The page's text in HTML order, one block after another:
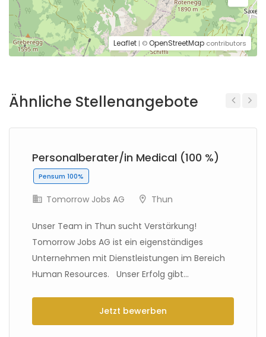
Leaflet | ©OpenStreetMap contributors
Ähnliche Stellenangebote
Personalberater/in Medical (100 %)
Pensum 100%
Tomorrow Jobs AG Thun
Unser Team in Thun sucht Verstärkung!
Tomorrow Jobs AG ist ein eigenständiges
Unternehmen mit Dienstleistungen im Bereich
Human Resources. Unser Erfolg gibt...
Jetzt bewerben